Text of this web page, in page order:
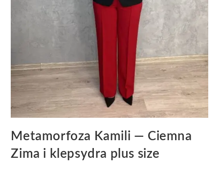
Metamorfoza Kamili — Ciemna
Zima i klepsydra plus size